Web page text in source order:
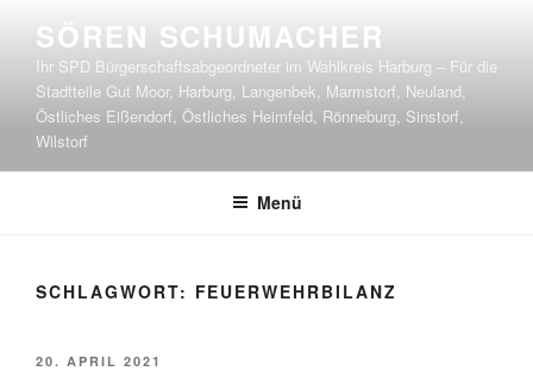
Inhalt
springen
SÖREN SCHUMACHER
Ihr SPD Bürgerschaftsabgeordneter im Wahlkreis Harburg – Für die
Stadtteile Gut Moor, Harburg, Langenbek, Marmstorf, Neuland,
Östliches Eißendorf, Östliches Heimfeld, Rönneburg, Sinstorf,
Wilstorf
Menü
SCHLAGWORT: FEUERWEHRBILANZ
VERÖFFENTLICHT
20. APRIL 2021